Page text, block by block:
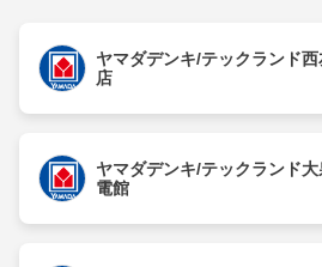
ヤマダデンキ/テックランド
店
ヤマダデンキ/テックランド
電館